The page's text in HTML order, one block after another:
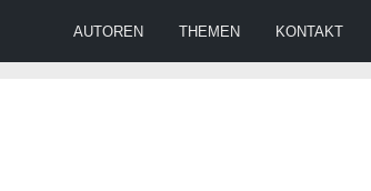
AUTOREN THEMEN KONTAKT